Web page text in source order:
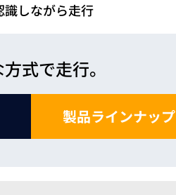
識しながら走行
式で走行。
製品ラインナップ